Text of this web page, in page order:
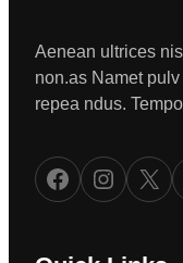
Aenean ultrices
non.as Namet
repea ndus.
Facebook Instagram X